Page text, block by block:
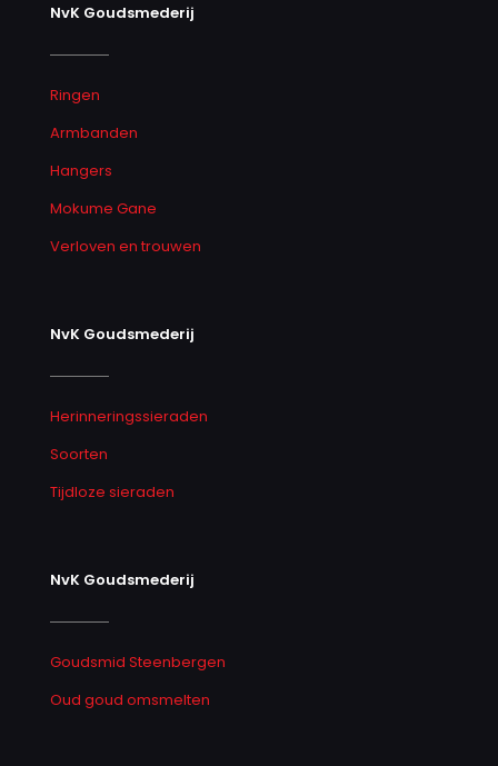
NvK Goudsmederij
Ringen
Armbanden
Hangers
Mokume Gane
Verloven en trouwen
NvK Goudsmederij
Herinneringssieraden
Soorten
Tijdloze sieraden
NvK Goudsmederij
Goudsmid Steenbergen
Oud goud omsmelten